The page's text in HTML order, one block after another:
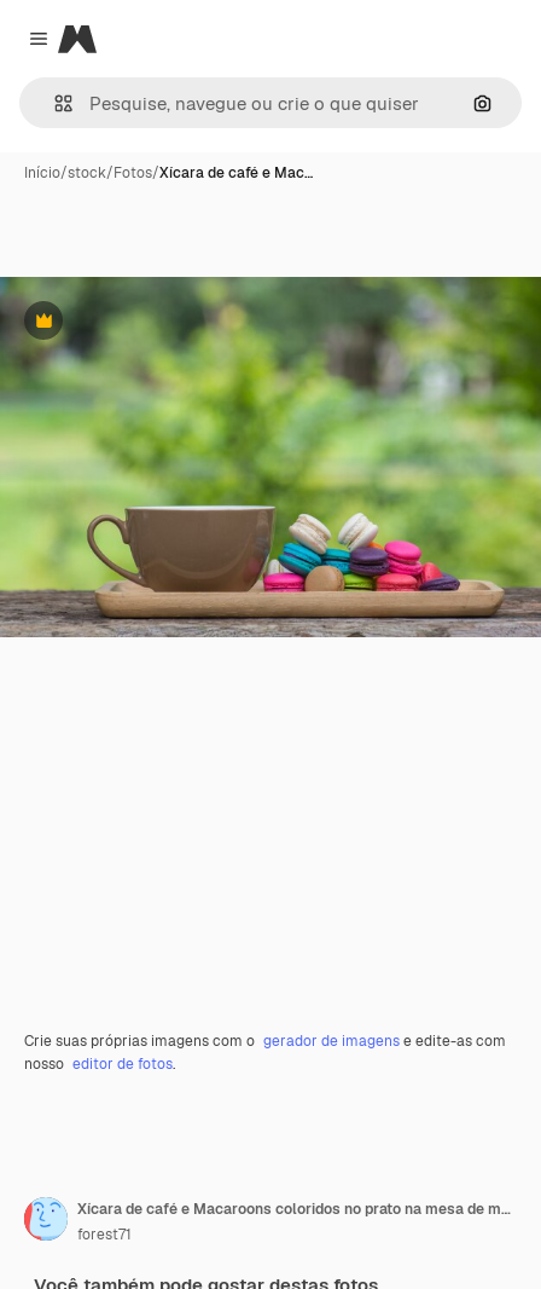
Close menu
Magnific
Início/stock/Fotos/Xícara de café e Mac…
Premium
Crie suas próprias imagens com o gerador de imagense edite-as com
nosso editor de fotos.
Xícara de café e Macaroons coloridos no prato na mesa de madeira
forest71